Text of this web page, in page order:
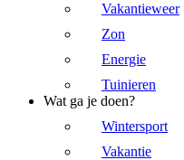
Vakantieweer
Zon
Energie
Tuinieren
Wat ga je doen?
Wintersport
Vakantie